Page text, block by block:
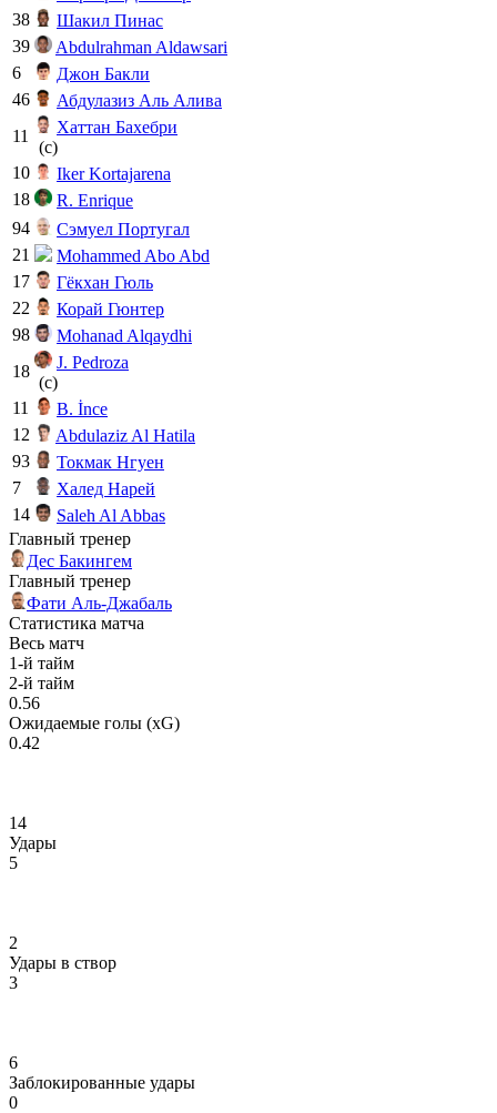
38
Шакил Пинас
39
Abdulrahman Aldawsari
6
Джон Бакли
46
Абдулазиз Аль Алива
11
Хаттан Бахебри
(c)
10
Iker Kortajarena
18
R. Enrique
94
Сэмуел Португал
21
Mohammed Abo Abd
17
Гёкхан Гюль
22
Корай Гюнтер
98
Mohanad Alqaydhi
18
J. Pedroza
(c)
11
B. İnce
12
Abdulaziz Al Hatila
93
Токмак Нгуен
7
Халед Нарей
14
Saleh Al Abbas
Главный тренер
Дес Бакингем
Главный тренер
Фати Аль-Джабаль
Статистика матча
Весь матч
1-й тайм
2-й тайм
0.56
Ожидаемые голы (xG)
0.42
14
Удары
5
2
Удары в створ
3
6
Заблокированные удары
0